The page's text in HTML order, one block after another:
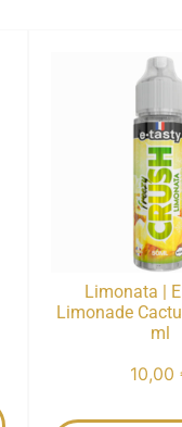
Limonata |
Limonade
ml
10,00